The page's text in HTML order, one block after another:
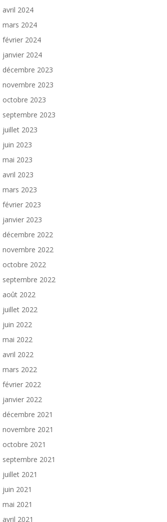
avril 2024
mars 2024
février 2024
janvier 2024
décembre 2023
novembre 2023
octobre 2023
septembre 2023
juillet 2023
juin 2023
mai 2023
avril 2023
mars 2023
février 2023
janvier 2023
décembre 2022
novembre 2022
octobre 2022
septembre 2022
août 2022
juillet 2022
juin 2022
mai 2022
avril 2022
mars 2022
février 2022
janvier 2022
décembre 2021
novembre 2021
octobre 2021
septembre 2021
juillet 2021
juin 2021
mai 2021
avril 2021